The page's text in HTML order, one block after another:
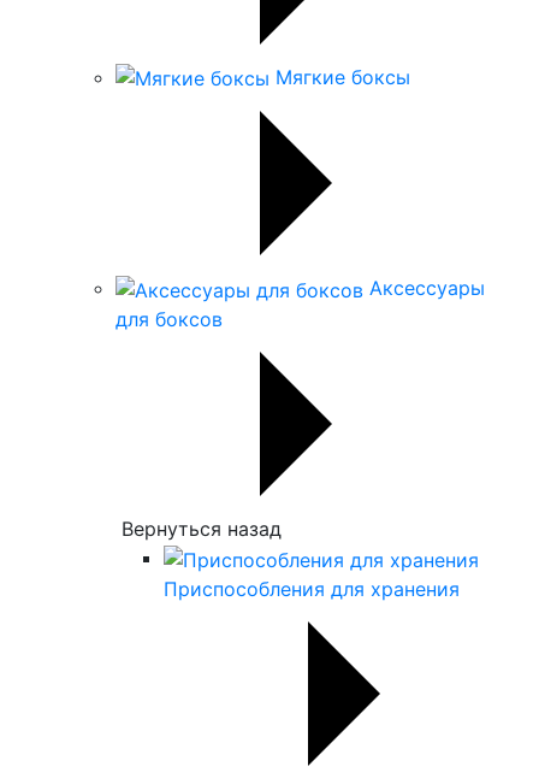
Мягкие боксы
Аксессуары
для боксов
Вернуться назад
Приспособления для хранения